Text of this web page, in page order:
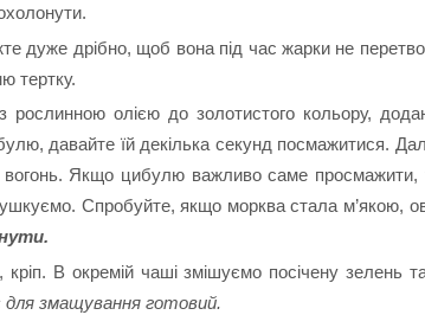
дуже дрібно, щоб вона під час жарки не
тертку.
олією до золотистого кольору,
давайте їй декілька секунд посмажитися.
Якщо цибулю важливо саме просмажити,
Спробуйте, якщо морква стала м’якою,
В окремій чаші змішуємо посічену зелень
змащування готовий.